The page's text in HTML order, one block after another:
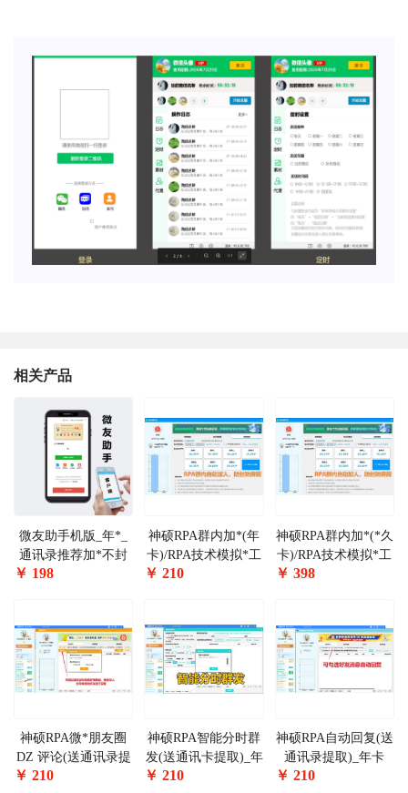
相关产品
微友助手机版_年*_
通讯录推荐加*不封
￥ 198
神硕RPA群内加*(年
卡)/RPA技术模拟*工
自动添加群成员
￥ 210
神硕RPA群内加*(*久
卡)/RPA技术模拟*工
自动添加群成员
￥ 398
神硕RPA微*朋友圈
DZ 评论(送通讯录提
取)_年卡
￥ 210
神硕RPA智能分时群
发(送通讯卡提取)_年
￥ 210
神硕RPA自动回复(送
通讯录提取)_年卡
￥ 210